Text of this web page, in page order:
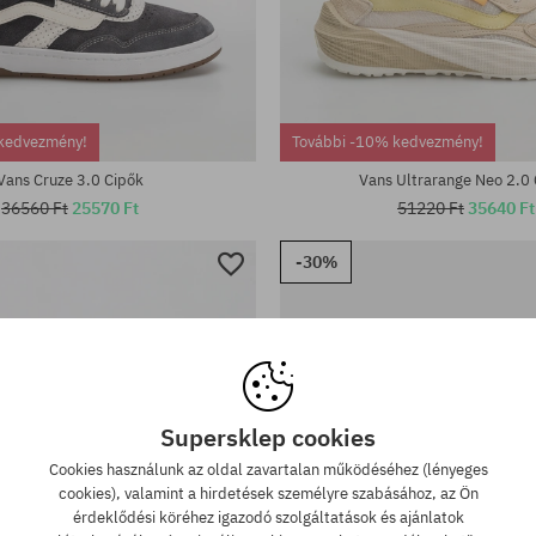
Elérhető méretek:
40.5; 41; 42; 42.5; 43; 44; 44.5;
Cruze 3.0 Cipők
36560 Ft 25570 Ft
További -10% kedvezmény!
Vans Ultrarange Neo 2.0
51220 Ft35640 Ft
-30%
Supersklep cookies
Cookies használunk az oldal zavartalan működéséhez (lényeges
cookies), valamint a hirdetések személyre szabásához, az Ön
érdeklődési köréhez igazodó szolgáltatások és ajánlatok